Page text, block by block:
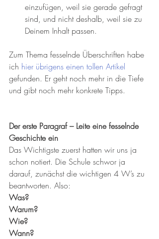
einzufügen, weil sie gerade gefragt
sind, und nicht deshalb, weil sie zu
Deinem Inhalt passen.
Zum Thema fesselnde Überschriften habe
ich hier übrigens einen tollen Artikel
gefunden. Er geht noch mehr in die Tiefe
und gibt noch mehr konkrete Tipps.
Der erste Paragraf – Leite eine fesselnde
Geschichte ein
Das Wichtigste zuerst hatten wir uns ja
schon notiert. Die Schule schwor ja
darauf, zunächst die wichtigen 4 W’s zu
beantworten. Also:
Was?
Warum?
Wie?
Wann?